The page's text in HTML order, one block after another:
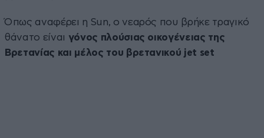
Όπως αναφέρει η Sun, ο νεαρός που βρήκε τραγικό
θάνατο είναι γόνος πλούσιας οικογένειας της
Βρετανίας και μέλος του βρετανικού jet set